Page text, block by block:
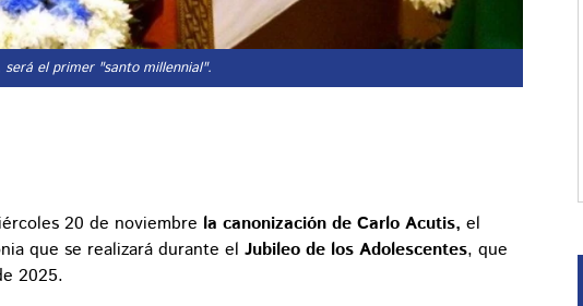
el primer "santo millennial".
20 de noviembre la canonización de Carlo Acutis, el
que se realizará durante el Jubileo de los Adolescentes, que
2025.